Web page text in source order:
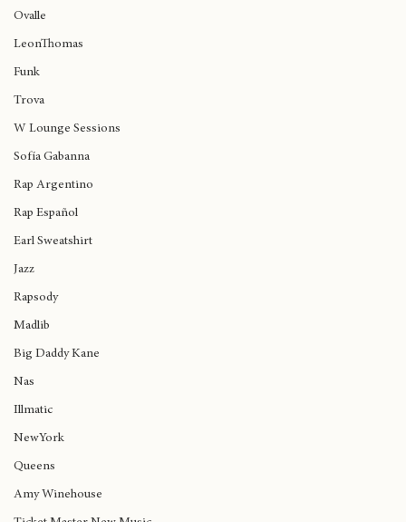
Emiliana
Ovalle
LeonThomas
Funk
Trova
W Lounge Sessions
Sofía Gabanna
Rap Argentino
Rap Español
Earl Sweatshirt
Jazz
Rapsody
Madlib
Big Daddy Kane
Nas
Illmatic
NewYork
Queens
Amy Winehouse